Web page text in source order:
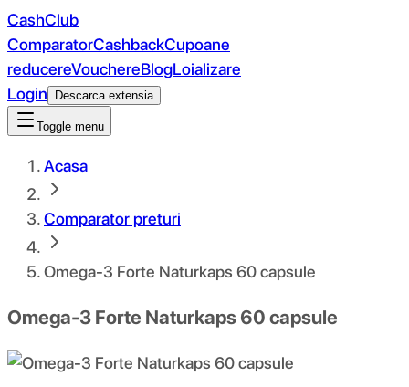
CashClub
ComparatorCashbackCupoane
reducereVouchereBlogLoializare
Login
Descarca extensia
Toggle menu
Acasa
Comparator preturi
Omega-3 Forte Naturkaps 60 capsule
Omega-3 Forte Naturkaps 60 capsule